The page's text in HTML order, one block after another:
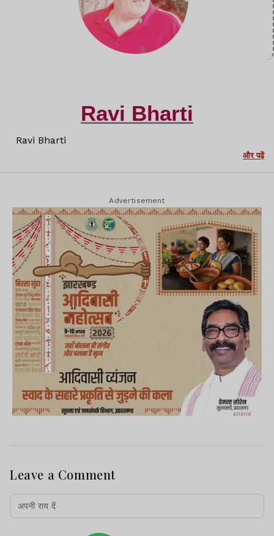
Ravi Bharti
Ravi Bharti
और पढ़ें
Advertisement
Leave a Comment